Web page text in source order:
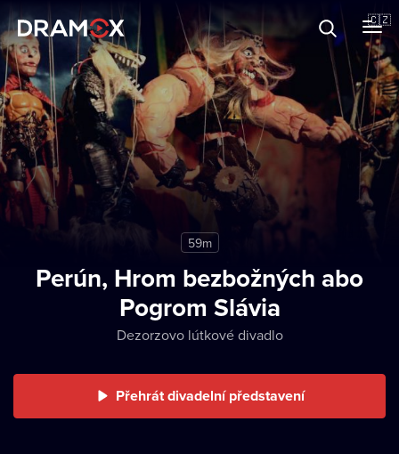
🇨🇿
Dárkové poukazy
Registrujte se
59m
Perún, Hrom bezbožných abo
Pogrom Slávia
Dezorzovo lútkové divadlo
Přehrát divadelní představení